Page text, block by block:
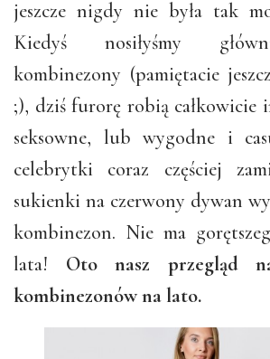
jeszcze nigdy nie była tak
Kiedyś nosiłyśmy
kombinezony (pamiętacie
;), dziś furorę robią całkowicie
seksowne, lub wygodne i
celebrytki coraz częściej
sukienki na czerwony dywan
kombinezon. Nie ma
lata! Oto nasz przegląd
kombinezonów na lato.